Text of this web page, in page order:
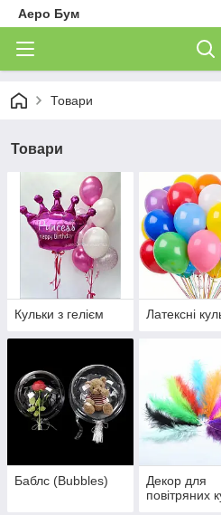
Аеро Бум
Товари
Товари
Кульки з гелієм Латексні
Баблс (Bubbles)
Декор для
повітряних